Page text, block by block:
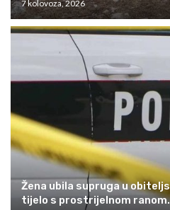
7 kolovoza, 2026
Žena ubila supruga u
tijelo s prostrijelnom